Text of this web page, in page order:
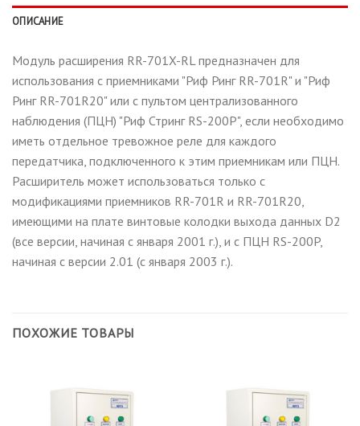
ОПИСАНИЕ
Модуль расширения RR-701X-RL предназначен для
использования с приемниками "Риф Ринг RR-701R" и "Риф
Ринг RR-701R20" или с пультом централизованного
наблюдения (ПЦН) "Риф Стринг RS-200P", если необходимо
иметь отдельное тревожное реле для каждого
передатчика, подключенного к этим приемникам или ПЦН.
Расширитель может использоваться только с
модификациями приемников RR-701R и RR-701R20,
имеющими на плате винтовые колодки выхода данных D2
(все версии, начиная с января 2001 г.), и с ПЦН RS-200P,
начиная с версии 2.01 (с января 2003 г.).
ПОХОЖИЕ ТОВАРЫ